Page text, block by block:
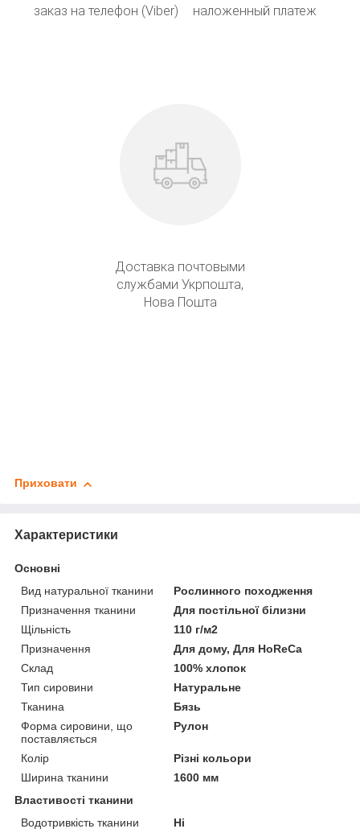
заказ на телефон (Viber)
наложенный платеж
Доставка почтовыми
службами Укрпошта,
Нова Пошта
Приховати
Характеристики
Основні
Вид натуральної тканини
Рослинного походження
Призначення тканини
Для постільної білизни
Щільність
110 г/м2
Призначення
Для дому, Для HoReCa
Склад
100% хлопок
Тип сировини
Натуральне
Тканина
Бязь
Форма сировини, що
поставляється
Рулон
Колір
Різні кольори
Ширина тканини
1600 мм
Властивості тканини
Водотривкість тканини
Ні